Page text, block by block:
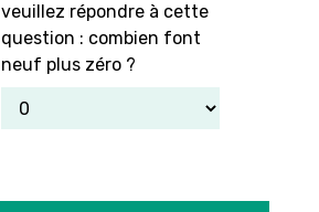
veuillez répondre à cette
question : combien font
neuf plus zéro ?